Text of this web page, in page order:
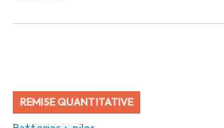
REMISE QUANTITATIVE